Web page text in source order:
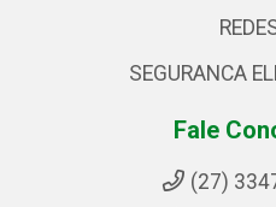
SEGURANCA
Fale
(27)